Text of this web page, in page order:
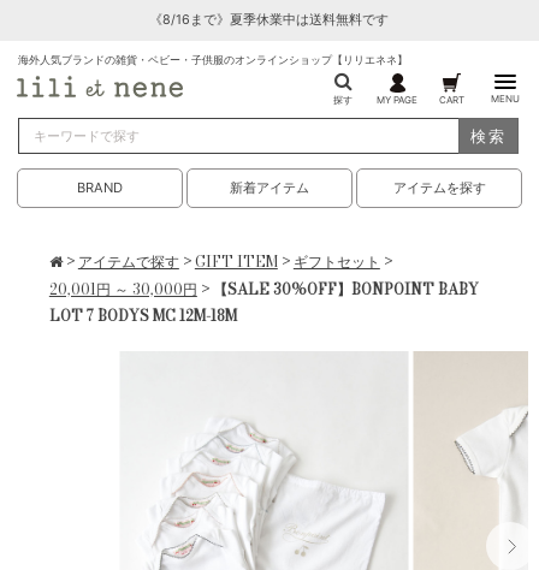
《8/16まで》夏季休業中は送料無料です
海外人気ブランドの雑貨・ベビー・子供服のオンラインショップ【リリエネネ】
探す MY PAGE CART MENU
検索
BRAND 新着アイテム アイテムを探す
> アイテムで探す>GIFT ITEM> ギフトセット >
20,001円 ～ 30,000円 > 【SALE 30%OFF】BONPOINT BABY
LOT 7 BODYS MC 12M-18M